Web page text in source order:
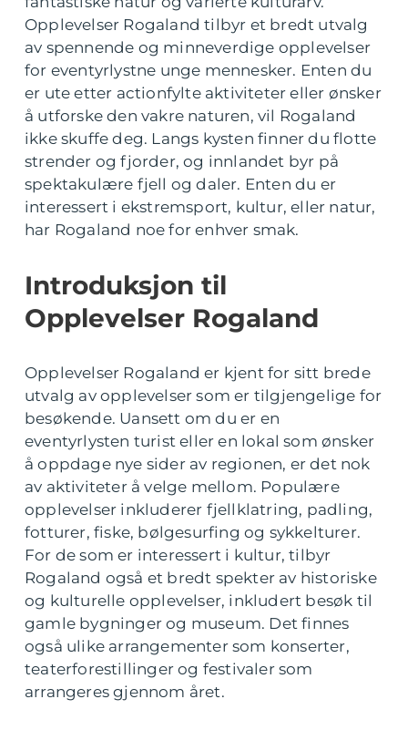
Opplevelser Rogaland tilbyr et bredt utvalg
av spennende og minneverdige opplevelser
for eventyrlystne unge mennesker. Enten du
er ute etter actionfylte aktiviteter eller ønsker
å utforske den vakre naturen, vil Rogaland
ikke skuffe deg. Langs kysten finner du flotte
strender og fjorder, og innlandet byr på
spektakulære fjell og daler. Enten du er
interessert i ekstremsport, kultur, eller natur,
har Rogaland noe for enhver smak.
Introduksjon til
Opplevelser Rogaland
Opplevelser Rogaland er kjent for sitt brede
utvalg av opplevelser som er tilgjengelige for
besøkende. Uansett om du er en
eventyrlysten turist eller en lokal som ønsker
å oppdage nye sider av regionen, er det nok
av aktiviteter å velge mellom. Populære
opplevelser inkluderer fjellklatring, padling,
fotturer, fiske, bølgesurfing og sykkelturer.
For de som er interessert i kultur, tilbyr
Rogaland også et bredt spekter av historiske
og kulturelle opplevelser, inkludert besøk til
gamle bygninger og museum. Det finnes
også ulike arrangementer som konserter,
teaterforestillinger og festivaler som
arrangeres gjennom året.